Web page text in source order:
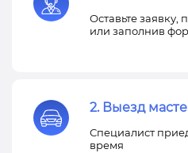
Оставьте заявку,
или заполнив
2. Выезд
Специалист
время